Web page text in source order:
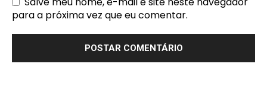
para a próxima vez que eu comentar.